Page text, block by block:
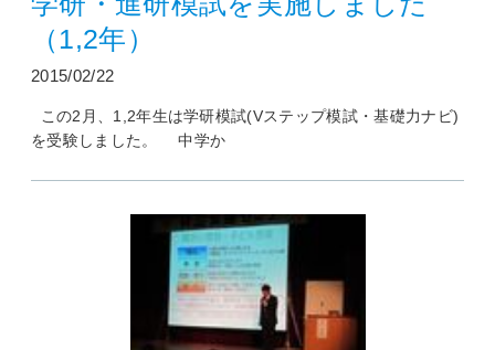
（1,2年）
2015/02/22
この2月、1,2年生は学研模試(Vステップ模試・基礎力ナビ)
を受験しました。 中学か